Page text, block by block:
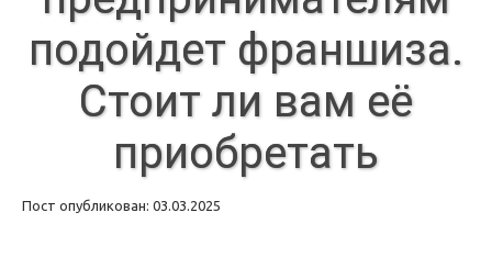
подойдет франшиза.
Стоит ли вам её
приобретать
Пост опубликован: 03.03.2025